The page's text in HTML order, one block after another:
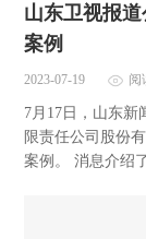
山东卫视报
案例
2023-07-19 阅
7月17日，山东新
限责任公司股份
案例。 消息介绍